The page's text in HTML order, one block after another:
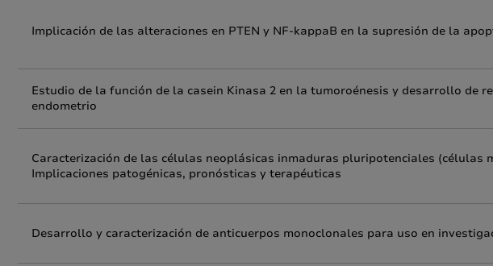
Implicación de las alteraciones en PTEN y NF-kappaB en la supresión de la
Estudio de la función de la casein Kinasa 2 en la tumoroénesis y desarrollo de
endometrio
Caracterización de las células neoplásicas inmaduras pluripotenciales (células
Implicaciones patogénicas, pronósticas y terapéuticas
Desarrollo y caracterización de anticuerpos monoclonales para uso en